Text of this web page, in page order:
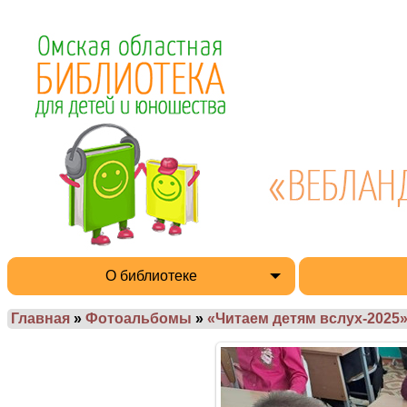
О библиотеке
Главная » Фотоальбомы » «Читаем детям вслух-2025»